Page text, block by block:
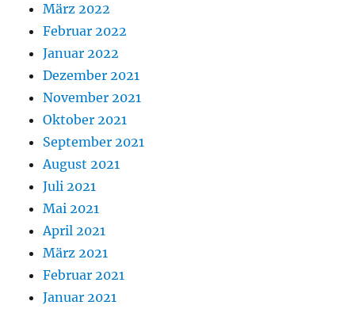
März 2022
Februar 2022
Januar 2022
Dezember 2021
November 2021
Oktober 2021
September 2021
August 2021
Juli 2021
Mai 2021
April 2021
März 2021
Februar 2021
Januar 2021